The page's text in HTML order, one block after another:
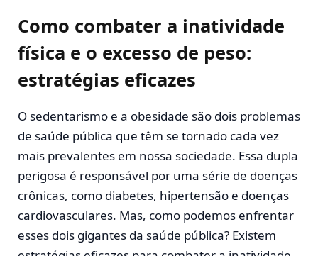
Como combater a inatividade
física e o excesso de peso:
estratégias eficazes
O sedentarismo e a obesidade são dois problemas
de saúde pública que têm se tornado cada vez
mais prevalentes em nossa sociedade. Essa dupla
perigosa é responsável por uma série de doenças
crônicas, como diabetes, hipertensão e doenças
cardiovasculares. Mas, como podemos enfrentar
esses dois gigantes da saúde pública? Existem